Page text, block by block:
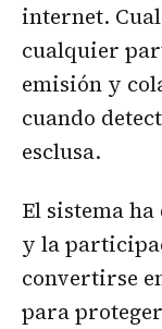
internet.
cualquier
emisión y
cuando
esclusa.
El sistema
y la
convertirse
para